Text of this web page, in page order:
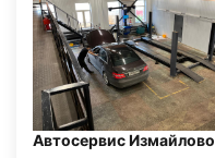
Автосервис Измайлово